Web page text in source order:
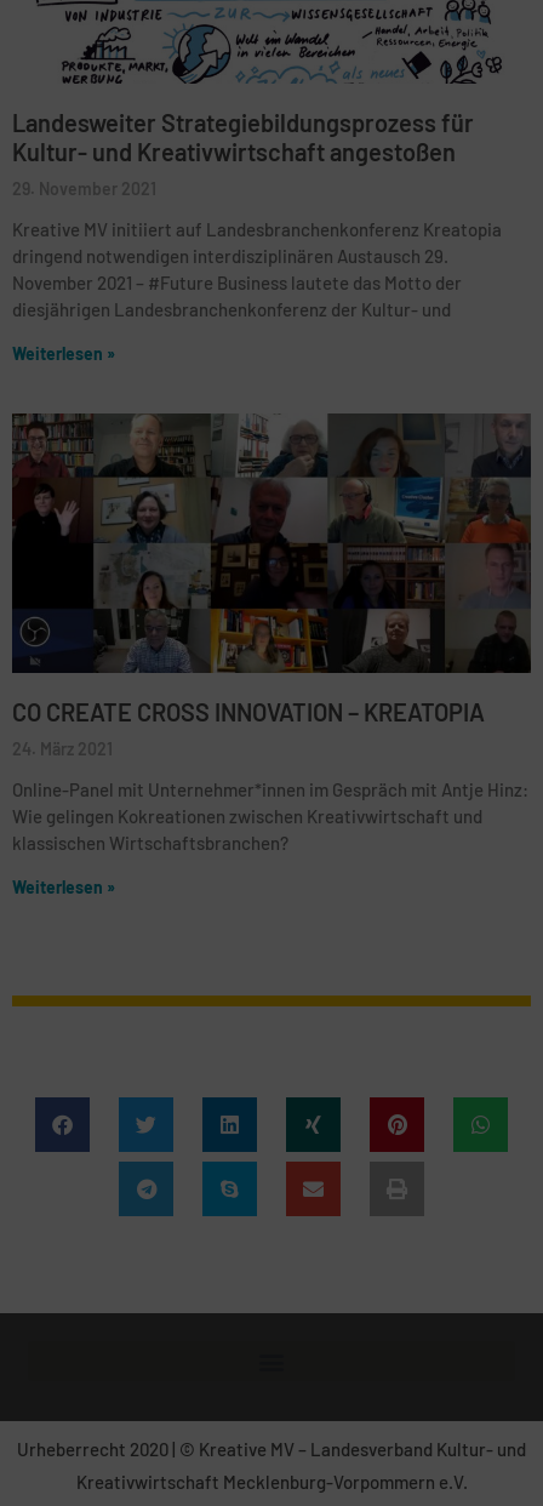
Landesweiter Strategiebildungsprozess für
Kultur- und Kreativwirtschaft angestoßen
29. November 2021
Kreative MV initiiert auf Landesbranchenkonferenz Kreatopia
dringend notwendigen interdisziplinären Austausch 29.
November 2021 – #Future Business lautete das Motto der
diesjährigen Landesbranchenkonferenz der Kultur- und
Weiterlesen »
CO CREATE CROSS INNOVATION – KREATOPIA
24. März 2021
Online-Panel mit Unternehmer*innen im Gespräch mit Antje Hinz:
Wie gelingen Kokreationen zwischen Kreativwirtschaft und
klassischen Wirtschaftsbranchen?
Weiterlesen »
Urheberrecht 2020 | © Kreative MV – Landesverband Kultur- und
Kreativwirtschaft Mecklenburg-Vorpommern e.V.